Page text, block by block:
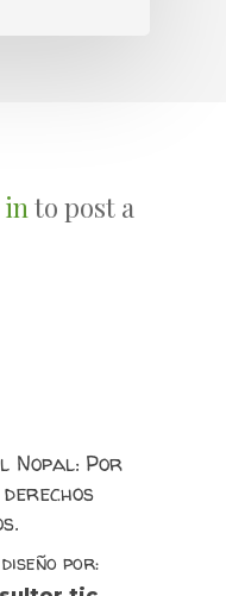
into post a
Nopal: Por
derechos
por: